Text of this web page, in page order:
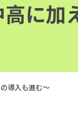
に加
導入も進む～